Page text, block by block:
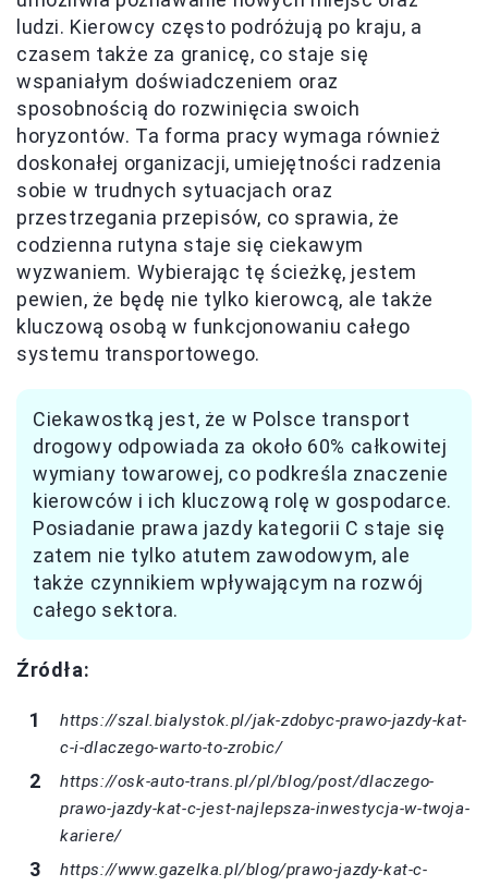
ludzi. Kierowcy często podróżują po kraju, a
czasem także za granicę, co staje się
wspaniałym doświadczeniem oraz
sposobnością do rozwinięcia swoich
horyzontów. Ta forma pracy wymaga również
doskonałej organizacji, umiejętności radzenia
sobie w trudnych sytuacjach oraz
przestrzegania przepisów, co sprawia, że
codzienna rutyna staje się ciekawym
wyzwaniem. Wybierając tę ścieżkę, jestem
pewien, że będę nie tylko kierowcą, ale także
kluczową osobą w funkcjonowaniu całego
systemu transportowego.
Ciekawostką jest, że w Polsce transport
drogowy odpowiada za około 60% całkowitej
wymiany towarowej, co podkreśla znaczenie
kierowców i ich kluczową rolę w gospodarce.
Posiadanie prawa jazdy kategorii C staje się
zatem nie tylko atutem zawodowym, ale
także czynnikiem wpływającym na rozwój
całego sektora.
Źródła:
https://szal.bialystok.pl/jak-zdobyc-prawo-jazdy-kat-
c-i-dlaczego-warto-to-zrobic/
https://osk-auto-trans.pl/pl/blog/post/dlaczego-
prawo-jazdy-kat-c-jest-najlepsza-inwestycja-w-twoja-
kariere/
https://www.gazelka.pl/blog/prawo-jazdy-kat-c-